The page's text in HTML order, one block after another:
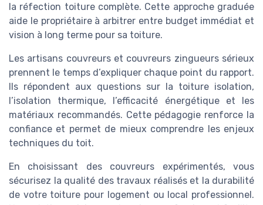
la réfection toiture complète. Cette approche graduée
aide le propriétaire à arbitrer entre budget immédiat et
vision à long terme pour sa toiture.
Les artisans couvreurs et couvreurs zingueurs sérieux
prennent le temps d’expliquer chaque point du rapport.
Ils répondent aux questions sur la toiture isolation,
l’isolation thermique, l’efficacité énergétique et les
matériaux recommandés. Cette pédagogie renforce la
confiance et permet de mieux comprendre les enjeux
techniques du toit.
En choisissant des couvreurs expérimentés, vous
sécurisez la qualité des travaux réalisés et la durabilité
de votre toiture pour logement ou local professionnel.